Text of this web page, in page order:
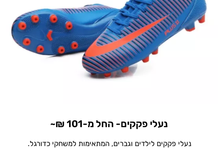
נעלי פקקים- החל מ-101 ₪~
נעלי פקקים לילדים וגברים, המתאימות למשחקי כדורגל.